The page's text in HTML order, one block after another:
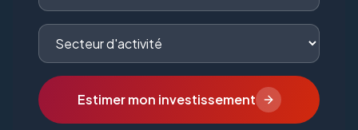
Estimer mon investissement